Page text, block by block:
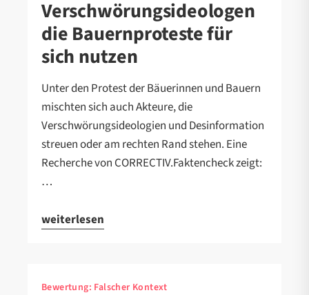
Verschwörungsideologen
die Bauernproteste für
sich nutzen
Unter den Protest der Bäuerinnen und Bauern
mischten sich auch Akteure, die
Verschwörungsideologien und Desinformation
streuen oder am rechten Rand stehen. Eine
Recherche von CORRECTIV.Faktencheck zeigt:
…
weiterlesen
Bewertung: Falscher Kontext